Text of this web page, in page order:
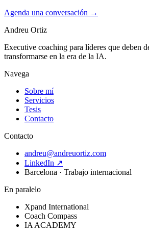
Agenda una conversación →
Andreu Ortiz
Executive coaching para líderes que deben
transformarse en la era de la IA.
Navega
Sobre mí
Servicios
Tesis
Contacto
Contacto
andreu@andreuortiz.com
LinkedIn ↗
Barcelona · Trabajo internacional
En paralelo
Xpand International
Coach Compass
IA ACADEMY